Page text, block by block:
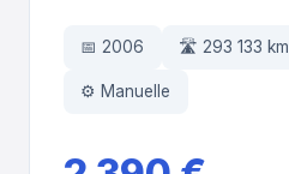
📅 2006 🛣️ 293 133 km
⚙️ Manuelle